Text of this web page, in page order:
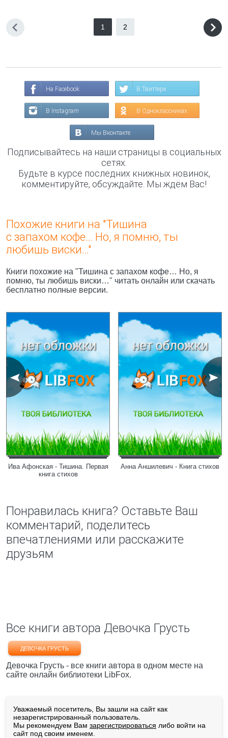
1 2
На Facebook В Твиттере
В Instagram В Одноклассниках
Мы Вконтакте
Подписывайтесь на наши страницы в социальных
сетях.
Будьте в курсе последних книжных новинок,
комментируйте, обсуждайте. Мы ждём Вас!
Похожие книги на "Тишина
с запахом кофе… Но, я помню, ты
любишь виски…"
Книги похожие на "Тишина с запахом кофе… Но, я
помню, ты любишь виски…" читать онлайн или скачать
бесплатно полные версии.
Ива Афонская - Тишина. Первая
книга стихов
Анна Аншилевич - Книга стихов
Понравилась книга? Оставьте Ваш
комментарий, поделитесь
впечатлениями или расскажите
друзьям
Все книги автора Девочка Грусть
ДЕВОЧКА ГРУСТЬ
Девочка Грусть - все книги автора в одном месте на
сайте онлайн библиотеки LibFox.
Уважаемый посетитель, Вы зашли на сайт как
незарегистрированный пользователь.
Мы рекомендуем Вам зарегистрироваться либо войти на
сайт под своим именем.